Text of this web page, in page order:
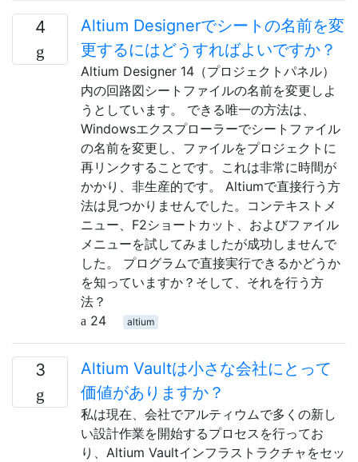
4
Altium Designerでシートの名前を変
更するにはどうすればよいですか？
Altium Designer 14（プロジェクトパネル）
内の回路図シートファイルの名前を変更しよ
うとしています。 できる唯一の方法は、
Windowsエクスプローラーでシートファイル
の名前を変更し、ファイルをプロジェクトに
再リンクすることです。これは非常に時間が
かかり、非生産的です。 Altiumで直接行う方
法は見つかりませんでした。コンテキストメ
ニュー、F2ショートカット、およびファイル
メニューを試してみましたが成功しませんで
した。 プログラムで直接実行できるかどうか
を知っていますか？そして、それを行う方
法？
24
altium
3
Altium Vaultは小さな会社にとって
価値がありますか？
私は現在、会社でアルティウムで多くの新し
い設計作業を開始するプロセスを行ってお
り、Altium Vaultインフラストラクチャをセッ